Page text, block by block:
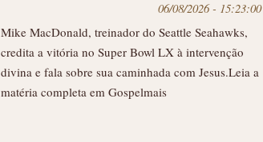
06/08/2026 - 15:23:00
Mike MacDonald, treinador do Seattle Seahawks,
credita a vitória no Super Bowl LX à intervenção
divina e fala sobre sua caminhada com Jesus.Leia a
matéria completa em Gospelmais